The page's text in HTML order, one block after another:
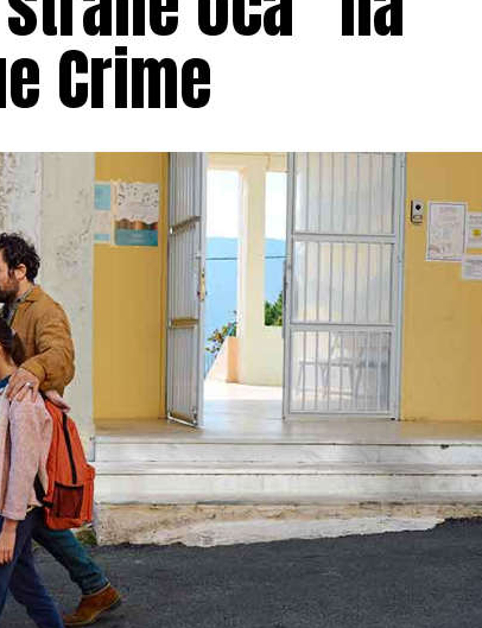
Crime